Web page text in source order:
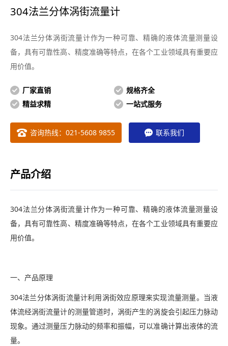
304法兰分体涡街流量计
304法兰分体涡街流量计作为一种可靠、精确的液体流量测量设
备，具有可靠性高、精度准确等特点，在各个工业领域具有重要应
用价值。
厂家直销
规格齐全
精益求精
一站式服务
咨询热线：021-5608 9855 联系我们
产品介绍
304法兰分体涡街流量计作为一种可靠、精确的液体流量测量设
备，具有可靠性高、精度准确等特点，在各个工业领域具有重要应
用价值。
一、产品原理
304法兰分体涡街流量计利用涡街效应原理来实现流量测量。当液
体流经涡街流量计的测量管道时，涡街产生的涡旋会引起压力脉动
现象。通过测量压力脉动的频率和振幅，可以准确计算出液体的流
量。